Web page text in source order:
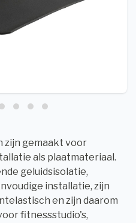
zijn gemaakt voor
als plaatmateriaal.
geluidsisolatie,
installatie, zijn
en zijn daarom
fitnessstudio's,